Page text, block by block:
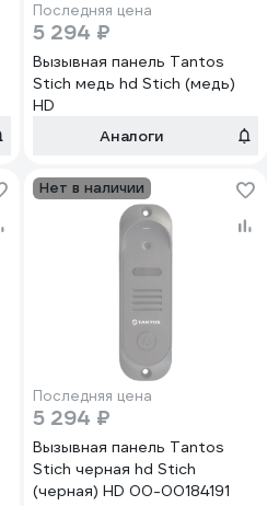
Последняя цена
5 294 ₽
Вызывная панель Tantos
Stich медь hd Stich (медь)
HD
Аналоги
Нет в наличии
Последняя цена
5 294 ₽
Вызывная панель Tantos
Stich черная hd Stich
(черная) HD 00-00184191